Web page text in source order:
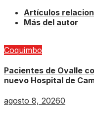
Artículos
Más del autor
Coquimbo
Pacientes de Ovalle
nuevo Hospital de
agosto 8, 20260